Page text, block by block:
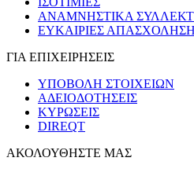
ΑΝΑΜΝΗΣΤΙΚΑ
ΕΥΚΑΙΡΙΕΣ
ΓΙΑ ΕΠΙΧΕΙΡΗΣΕΙΣ
ΥΠΟΒΟΛΗ ΣΤΟΙΧΕΙΩΝ
ΑΔΕΙΟΔΟΤΗΣΕΙΣ
ΚΥΡΩΣΕΙΣ
DIREQT
ΑΚΟΛΟΥΘΗΣΤΕ ΜΑΣ